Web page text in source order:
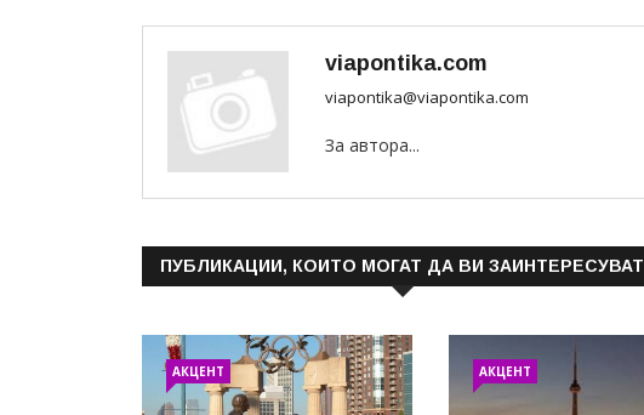
viapontika.com
viapontika@viapontika.com
За автора...
ПУБЛИКАЦИИ, КОИТО МОГАТ ДА ВИ ЗАИНТЕРЕСУВАТ
АКЦЕНТ АКЦЕНТ